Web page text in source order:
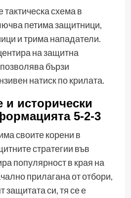
тактическа схема в
петима защитници,
и трима нападатели.
на защитна
бързи
натиск по крилата.
и исторически
5-2-3
своите корени в
стратегии във
популярност в края на
прилагана от отбори,
защитата си, тя се е